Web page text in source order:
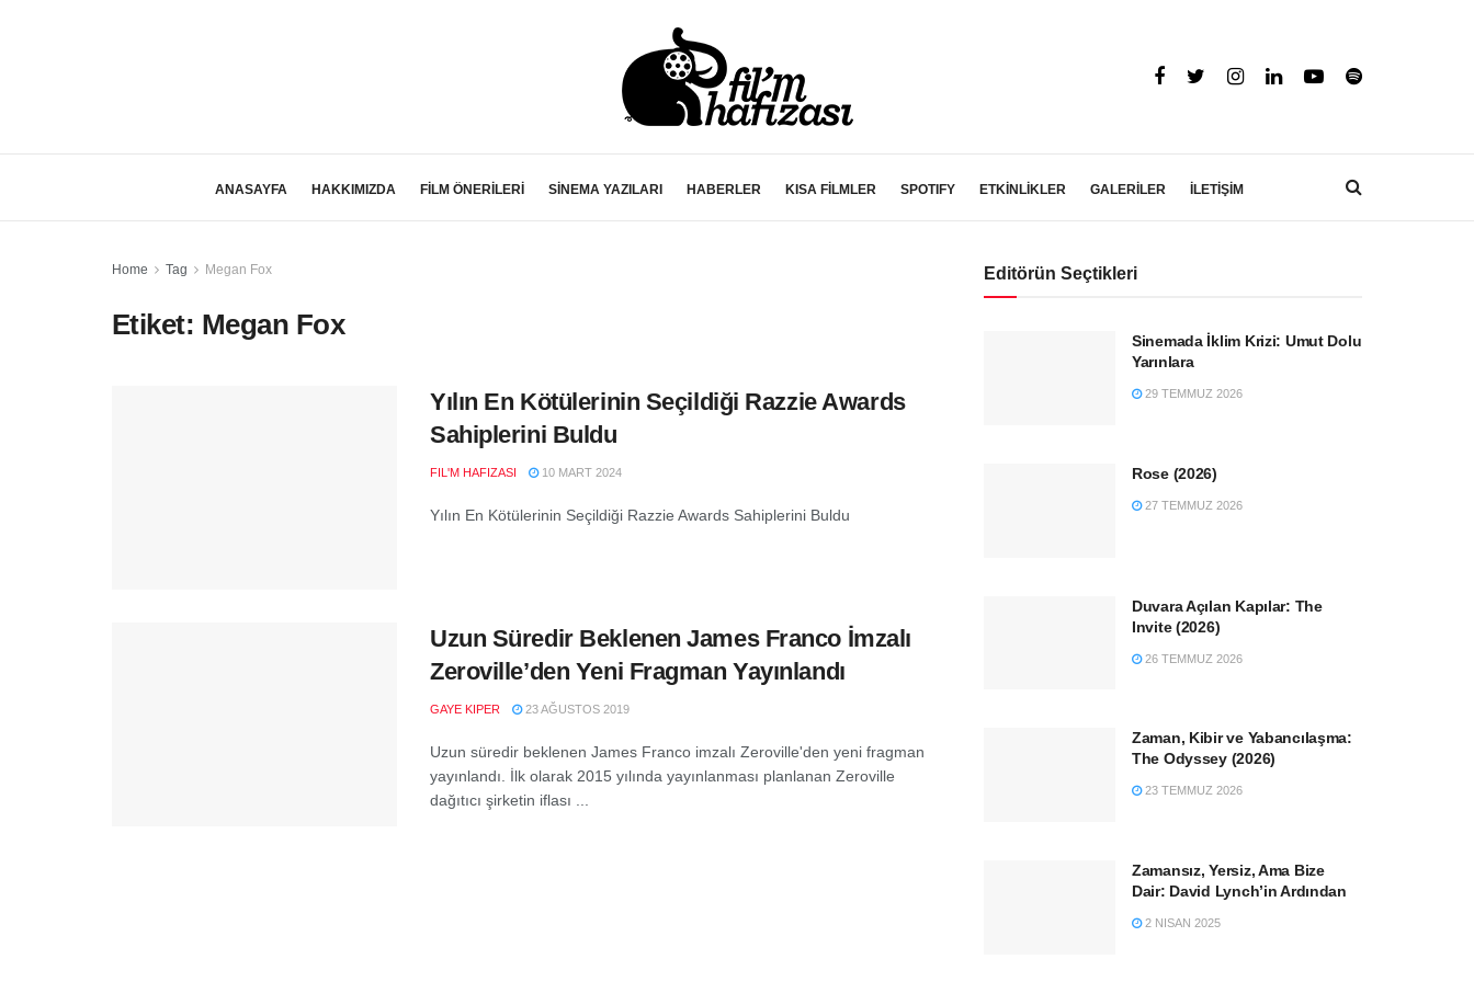
ANASAYFA HAKKIMIZDA FİLM ÖNERİLERİ SİNEMA YAZILARI HABERLER KISA FİLMLER SPOTIFY ETKİNLİKLER GALERİLER İLETİŞİM
Home Tag Megan Fox
Etiket: Megan Fox
Yılın En Kötülerinin Seçildiği Razzie Awards
Sahiplerini Buldu
FIL'M HAFIZASI 10 MART 2024
Yılın En Kötülerinin Seçildiği Razzie Awards Sahiplerini Buldu
Uzun Süredir Beklenen James Franco İmzalı
Zeroville’den Yeni Fragman Yayınlandı
GAYE KIPER 23 AĞUSTOS 2019
Uzun süredir beklenen James Franco imzalı Zeroville'den yeni fragman
yayınlandı. İlk olarak 2015 yılında yayınlanması planlanan Zeroville
dağıtıcı şirketin iflası ...
Editörün Seçtikleri
Sinemada İklim Krizi: Umut Dolu
Yarınlara
29 TEMMUZ 2026
Rose (2026)
27 TEMMUZ 2026
Duvara Açılan Kapılar: The
Invite (2026)
26 TEMMUZ 2026
Zaman, Kibir ve Yabancılaşma:
The Odyssey (2026)
23 TEMMUZ 2026
Zamansız, Yersiz, Ama Bize
Dair: David Lynch’in Ardından
2 NISAN 2025